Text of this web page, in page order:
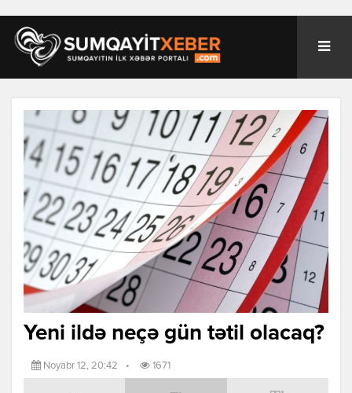
Yeni ildə neçə gün tətil olacaq?
Noyabr 12, 20:42 • 1671